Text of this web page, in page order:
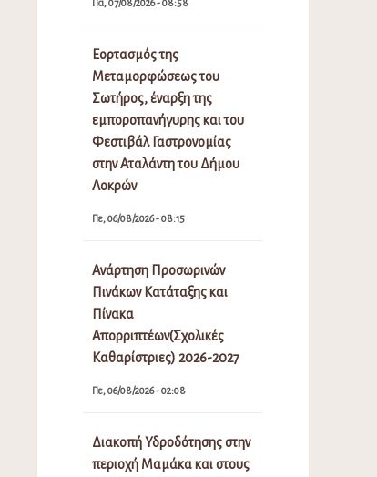
Πα, 07/08/2026 - 08:58
Εορτασμός της
Μεταμορφώσεως του
Σωτήρος, έναρξη της
εμποροπανήγυρης και του
Φεστιβάλ Γαστρονομίας
στην Αταλάντη του Δήμου
Λοκρών
Πε, 06/08/2026 - 08:15
Ανάρτηση Προσωρινών
Πινάκων Κατάταξης και
Πίνακα
Απορριπτέων(Σχολικές
Καθαρίστριες) 2026-2027
Πε, 06/08/2026 - 02:08
Διακοπή Υδροδότησης στην
περιοχή Μαμάκα και στους